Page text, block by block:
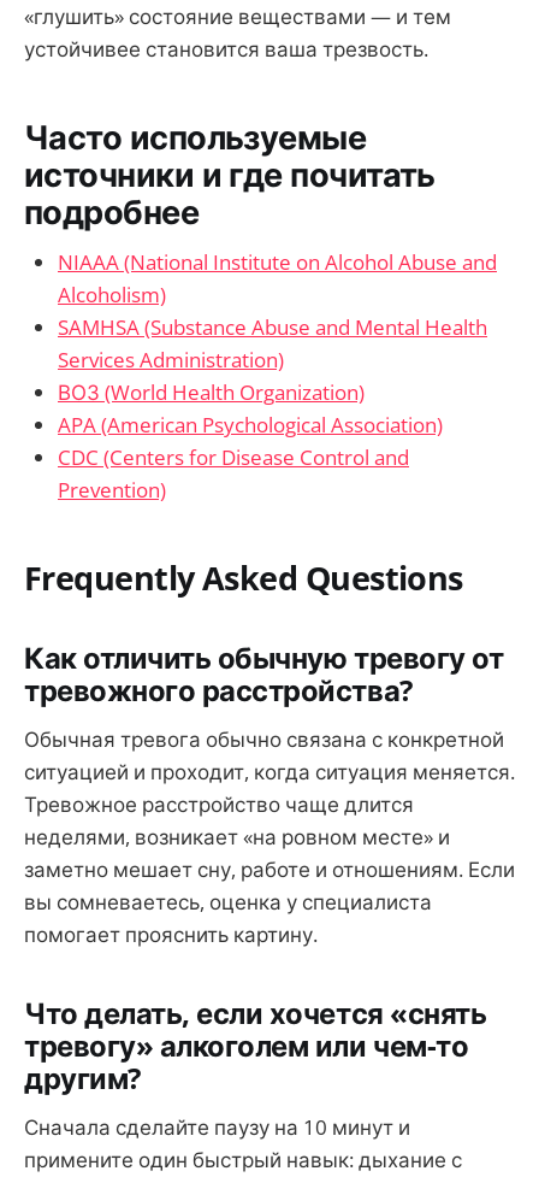
«глушить» состояние веществами — и тем
устойчивее становится ваша трезвость.
Часто используемые
источники и где почитать
подробнее
NIAAA (National Institute on Alcohol Abuse and
Alcoholism)
SAMHSA (Substance Abuse and Mental Health
Services Administration)
ВОЗ (World Health Organization)
APA (American Psychological Association)
CDC (Centers for Disease Control and
Prevention)
Frequently Asked Questions
Как отличить обычную тревогу от
тревожного расстройства?
Обычная тревога обычно связана с конкретной
ситуацией и проходит, когда ситуация меняется.
Тревожное расстройство чаще длится
неделями, возникает «на ровном месте» и
заметно мешает сну, работе и отношениям. Если
вы сомневаетесь, оценка у специалиста
помогает прояснить картину.
Что делать, если хочется «снять
тревогу» алкоголем или чем-то
другим?
Сначала сделайте паузу на 10 минут и
примените один быстрый навык: дыхание с